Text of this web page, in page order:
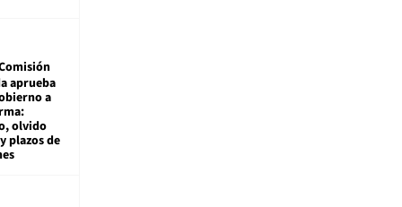
aprueba
a
olvido
plazos de